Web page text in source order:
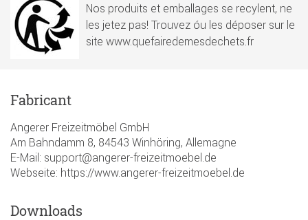
Nos produits et emballages se recylent, ne
les jetez pas! Trouvez óu les déposer sur le
site www.quefairedemesdechets.fr
Fabricant
Angerer Freizeitmöbel GmbH
Am Bahndamm 8, 84543 Winhöring, Allemagne
E-Mail: support@angerer-freizeitmoebel.de
Webseite: https://www.angerer-freizeitmoebel.de
Downloads